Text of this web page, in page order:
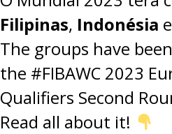
Filipinas, Indonésia e
The groups have
the #FIBAWC 2023
Qualifiers Second
Read all about it!